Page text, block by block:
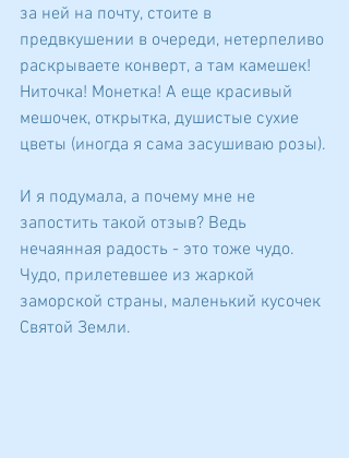
за ней на почту, стоите в
предвкушении в очереди, нетерпеливо
раскрываете конверт, а там камешек!
Ниточка! Монетка! А еще красивый
мешочек, открытка, душистые сухие
цветы (иногда я сама засушиваю розы).
И я подумала, а почему мне не
запостить такой отзыв? Ведь
нечаянная радость - это тоже чудо.
Чудо, прилетевшее из жаркой
заморской страны, маленький кусочек
Святой Земли.